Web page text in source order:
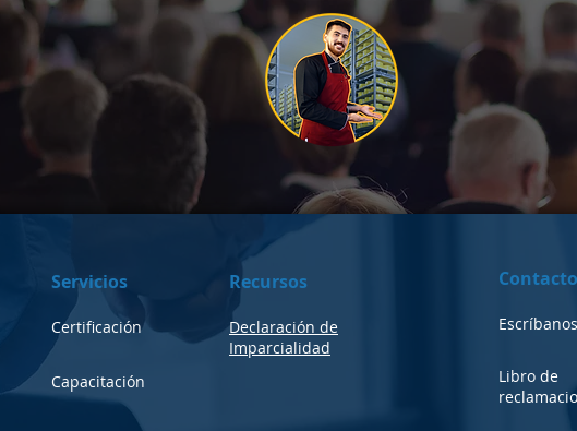
Servicios
Certificación
Capacitación
Recursos
Declaración de
Imparcialidad
Contacto
Escríbanos
Libro de